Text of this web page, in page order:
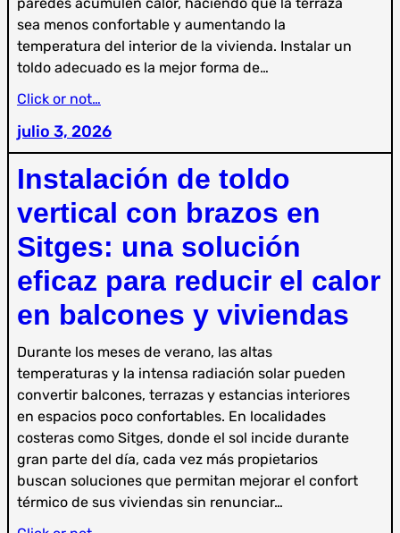
paredes acumulen calor, haciendo que la terraza
sea menos confortable y aumentando la
temperatura del interior de la vivienda. Instalar un
toldo adecuado es la mejor forma de…
Click or not…
julio 3, 2026
Instalación de toldo
vertical con brazos en
Sitges: una solución
eficaz para reducir el calor
en balcones y viviendas
Durante los meses de verano, las altas
temperaturas y la intensa radiación solar pueden
convertir balcones, terrazas y estancias interiores
en espacios poco confortables. En localidades
costeras como Sitges, donde el sol incide durante
gran parte del día, cada vez más propietarios
buscan soluciones que permitan mejorar el confort
térmico de sus viviendas sin renunciar…